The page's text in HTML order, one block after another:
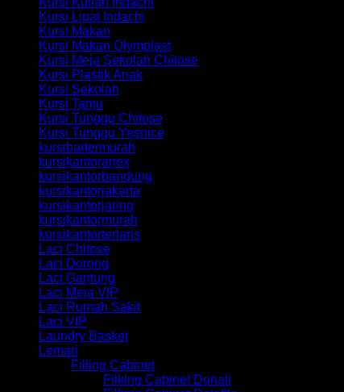
Kursi Lipat Indachi
Kursi Makan
Kursi Makan Olymplast
Kursi Meja Sekolah Chitose
Kursi Plastik Anak
Kursi Sekolah
Kursi Tamu
Kursi Tunggu Chitose
Kursi Tunggu Yesnice
kursibartermurah
kursikantoranex
kursikantorbandung
kursikantorjakarta
kursikantorjaring
kursikantormurah
kursikantorterlaris
Laci Chitose
Laci Dorong
Laci Gantung
Laci Meja VIP
Laci Rumah Sakit
Laci VIP
Laundry Basket
Lemari
Filling Cabinet
Filking Cabinet Donati